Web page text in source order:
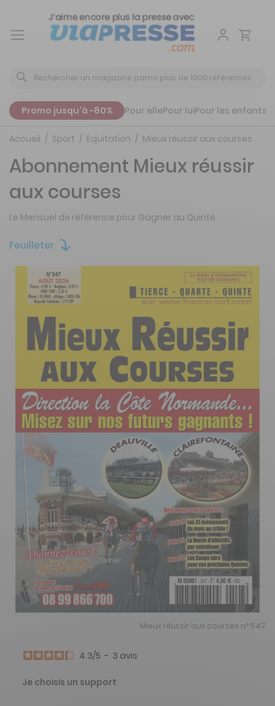
Aller
Promo jusqu'à -80% Pour ellePour luiPour les enfants
Accueil Sport Equitation Mieux réussir aux courses
Feuilleter
Mieux réussir aux courses n° 547
Abonnement Mieux réussir
aux courses
Le Mensuel de référence pour Gagner au Quinté
4.3/5 - 3 avis
Je choisis un support